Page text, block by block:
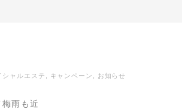
シャルエステ キャンペーン お知らせ
雨も近